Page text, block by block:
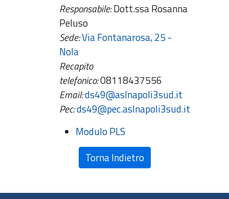
Responsabile:Dott.ssaRosanna
Peluso
Sede:Via Fontanarosa, 25 -
Nola
Recapito
telefonico:08118437556
Email:ds49@aslnapoli3sud.it
Pec:ds49@pec.aslnapoli3sud.it
Modulo PLS
Torna Indietro